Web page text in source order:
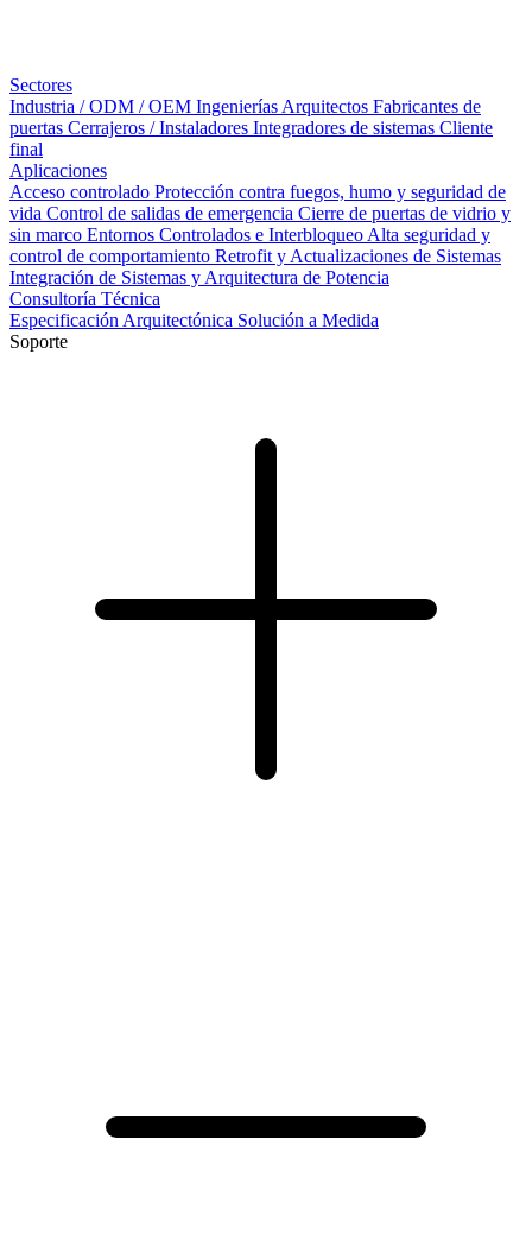
Sectores
Industria / ODM / OEM Ingenierías Arquitectos Fabricantes de
puertas Cerrajeros / Instaladores Integradores de sistemas Cliente
final
Aplicaciones
Acceso controlado Protección contra fuegos, humo y seguridad de
vida Control de salidas de emergencia Cierre de puertas de vidrio y
sin marco Entornos Controlados e Interbloqueo Alta seguridad y
control de comportamiento Retrofit y Actualizaciones de Sistemas
Integración de Sistemas y Arquitectura de Potencia
Consultoría Técnica
Especificación Arquitectónica Solución a Medida
Soporte